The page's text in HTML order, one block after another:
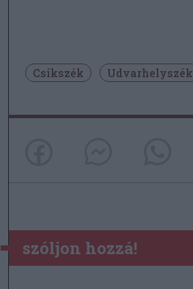
Csíkszék Udvarhelyszék
szóljon hozzá!